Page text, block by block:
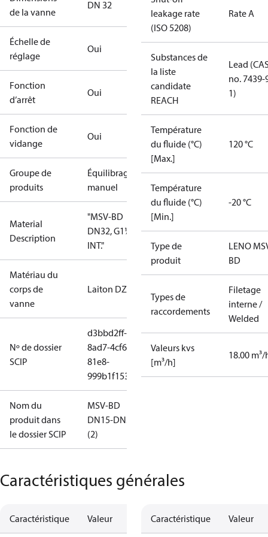
de la vanne
DN 32
Échelle de
réglage
Oui
Fonction
d’arrêt
Oui
Fonction de
vidange
Oui
Groupe de
produits
Équilibrage
manuel
Material
Description
"MSV-BD
DN32, G1¼""
INT."
Matériau du
corps de
vanne
Laiton DZR
Nº de dossier
SCIP
d3bbd2ff-
8ad7-4cf6-
81e8-
999b1f153c41
Nom du
produit dans
le dossier SCIP
MSV-BD
DN15-DN50
(2)
leakage rate
(ISO 5208)
Rate A
Substances de
la liste
candidate
REACH
Lead
no. 7439-
1)
Température
du fluide (°C)
[Max.]
120 °C
Température
du fluide (°C)
[Min.]
-20 °C
Type de
produit
LENO
BD
Types de
raccordements
Filetage
interne /
Welded
Valeurs kvs
[m³/h]
18.00 m³/
Caractéristiques générales
Caractéristique Valeur Caractéristique Valeur